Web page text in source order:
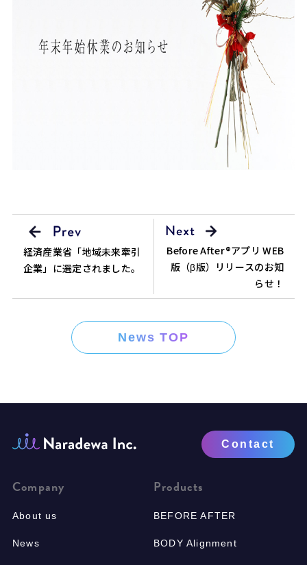
経済産業省「地域未来牽引
企業」に選定されました。
Before After®アプリ WEB
版（β版）リリースのお知
らせ！
News TOP
Contact
Company
About us
News
Products
BEFORE AFTER
BODY Alignment